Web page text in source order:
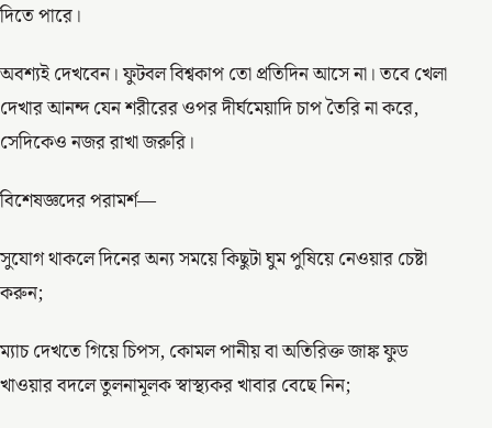
দিতে পারে।
অবশ্যই দেখবেন। ফুটবল বিশ্বকাপ তো প্রতিদিন আসে না। তবে খেলা
দেখার আনন্দ যেন শরীরের ওপর দীর্ঘমেয়াদি চাপ তৈরি না করে,
সেদিকেও নজর রাখা জরুরি।
বিশেষজ্ঞদের পরামর্শ—
সুযোগ থাকলে দিনের অন্য সময়ে কিছুটা ঘুম পুষিয়ে নেওয়ার চেষ্টা
করুন;
ম্যাচ দেখতে গিয়ে চিপস, কোমল পানীয় বা অতিরিক্ত জাঙ্ক ফুড
খাওয়ার বদলে তুলনামূলক স্বাস্থ্যকর খাবার বেছে নিন;